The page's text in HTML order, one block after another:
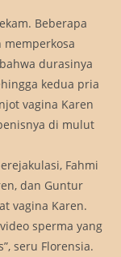
Beberapa
durasinya
kedua pria
vagina Karen
di mulut
Fahmi
dan Guntur
vagina Karen.
sperma yang
seru Florensia.